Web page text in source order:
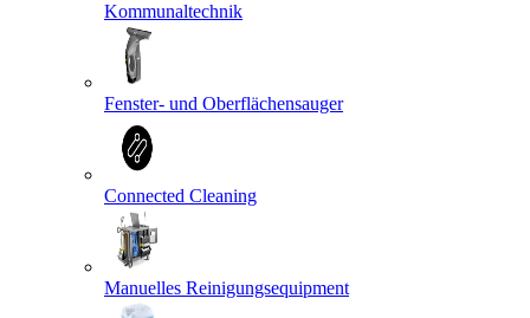
Kommunaltechnik
Fenster- und Oberflächensauger
Connected Cleaning
Manuelles Reinigungsequipment